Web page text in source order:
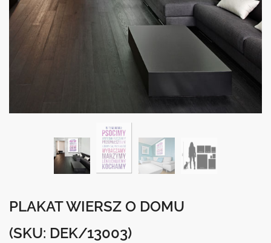
PLAKAT WIERSZ O DOMU
(SKU: DEK/13003)